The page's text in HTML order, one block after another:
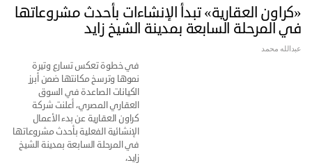
«كراون العقارية» تبدأ الإنشاءات بأحدث مشروعاتها
في المرحلة السابعة بمدينة الشيخ زايد
عبدالله محمد
في خطوة تعكس تسارع وتيرة
نموها وترسخ مكانتها ضمن أبرز
الكيانات الصاعدة في السوق
العقاري المصري، أعلنت شركة
كراون العقارية عن بدء الأعمال
الإنشائية الفعلية بأحدث مشروعاتها
في المرحلة السابعة بمدينة الشيخ
زايد،